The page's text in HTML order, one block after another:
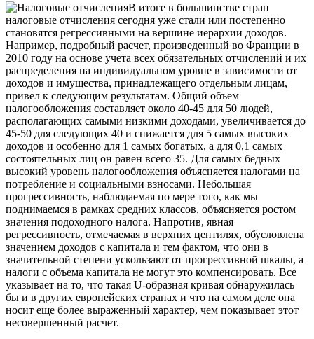
В итоге в большинстве стран
налоговые отчисления сегодня уже стали или постепенно
становятся регрессивными на вершине иерархии доходов.
Например, подробный расчет, произведенный во Франции в
2010 году на основе учета всех обязательных отчислений и их
распределения на индивидуальном уровне в зависимости от
доходов и имущества, принадлежащего отдельным лицам,
привел к следующим результатам. Общий объем
налогообложения составляет около 40-45 для 50 людей,
располагающих самыми низкими доходами, увеличивается до
45-50 для следующих 40 и снижается для 5 самых высоких
доходов и особенно для 1 самых богатых, а для 0,1 самых
состоятельных лиц он равен всего 35. Для самых бедных
высокий уровень налогообложения объясняется налогами на
потребление и социальными взносами. Небольшая
прогрессивность, наблюдаемая по мере того, как мы
поднимаемся в рамках средних классов, объясняется ростом
значения подоходного налога. Напротив, явная
регрессивность, отмечаемая в верхних центилях, обусловлена
значением доходов с капитала и тем фактом, что они в
значительной степени ускользают от прогрессивной шкалы, а
налоги с объема капитала не могут это компенсировать. Все
указывает на то, что такая U-образная кривая обнаружилась
бы и в других европейских странах и что на самом деле она
носит еще более выраженный характер, чем показывает этот
несовершенный расчет.